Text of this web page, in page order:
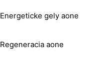
Energeticke gely aone
Regeneracia aone